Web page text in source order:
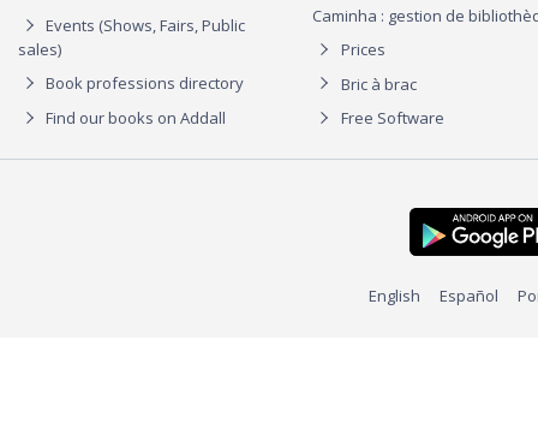
Events (Shows, Fairs, Public
sales)
Book professions directory
Find our books on Addall
Caminha : gestion de
Prices
Bric à brac
Free Software
English Español